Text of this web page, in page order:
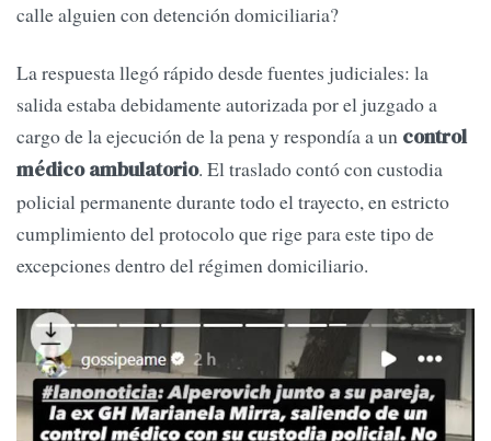
calle alguien con detención domiciliaria?
La respuesta llegó rápido desde fuentes judiciales: la
salida estaba debidamente autorizada por el juzgado a
cargo de la ejecución de la pena y respondía a un control
médico ambulatorio. El traslado contó con custodia
policial permanente durante todo el trayecto, en estricto
cumplimiento del protocolo que rige para este tipo de
excepciones dentro del régimen domiciliario.